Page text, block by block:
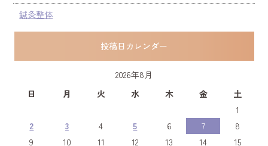
鍼灸整体
投稿日カレンダー
2026年8月
日
月 火 水 木 金
土
1
2
3 4 5 6 7
8
9
10 11 12 13 14 15